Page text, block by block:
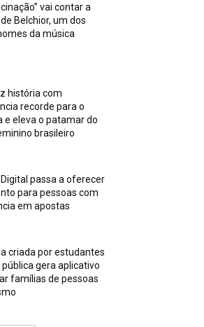
vai contar a
Belchior, um dos
da música
história com
recorde para o
e eleva o patamar do
brasileiro
passa a oferecer
para pessoas com
em apostas
criada por estudantes
pública gera aplicativo
famílias de pessoas